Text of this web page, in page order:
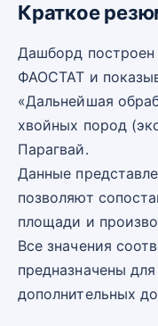
Краткое
Дашборд
ФАОСТАТ и
«Дальнейшая
хвойных пород
Парагвай.
Данные
позволяют
площади и
Все значения
предназначены
дополнительных